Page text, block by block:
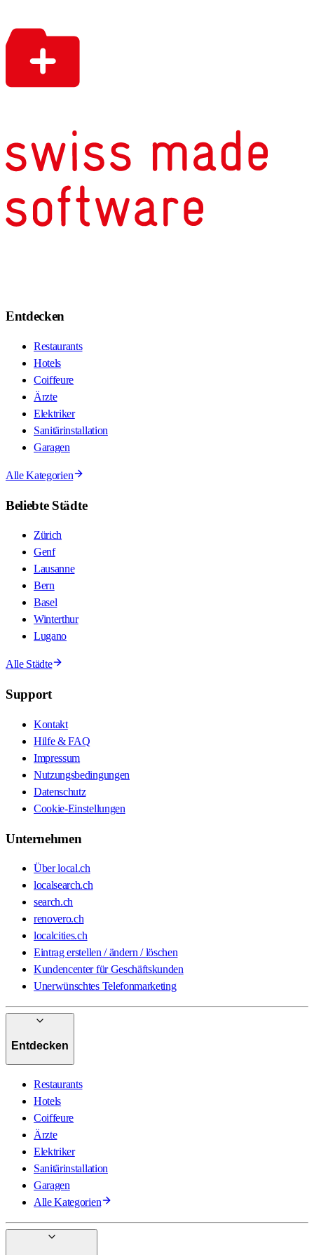
Entdecken
Restaurants
Hotels
Coiffeure
Ärzte
Elektriker
Sanitärinstallation
Garagen
Alle Kategorien
Beliebte Städte
Zürich
Genf
Lausanne
Bern
Basel
Winterthur
Lugano
Alle Städte
Support
Kontakt
Hilfe & FAQ
Impressum
Nutzungsbedingungen
Datenschutz
Cookie-Einstellungen
Unternehmen
Über local.ch
localsearch.ch
search.ch
renovero.ch
localcities.ch
Eintrag erstellen / ändern / löschen
Kundencenter für Geschäftskunden
Unerwünschtes Telefonmarketing
Entdecken
Restaurants
Hotels
Coiffeure
Ärzte
Elektriker
Sanitärinstallation
Garagen
Alle Kategorien